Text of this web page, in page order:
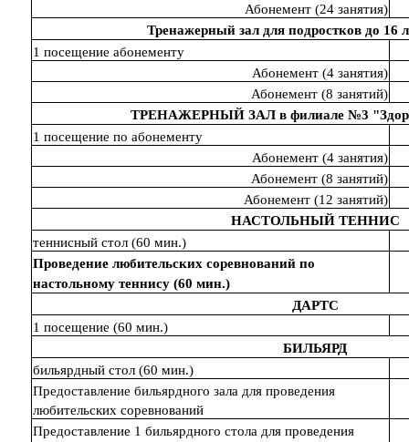
Абонемент (24 занятия)
Тренажерный зал для подростков до 16
1 посещение абонементу
Абонемент (4 занятия)
Абонемент (8 занятий)
ТРЕНАЖЕРНЫЙ ЗАЛ в филиале №3
1 посещение по абонементу
Абонемент (4 занятия)
Абонемент (8 занятий)
Абонемент (12 занятий)
НАСТОЛЬНЫЙ ТЕННИС
теннисный стол (60 мин.)
Проведение любительских соревнований по
настольному теннису (60 мин.)
ДАРТС
1 посещение (60 мин.)
БИЛЬЯРД
бильярдный стол (60 мин.)
Предоставление бильярдного зала для проведения
любительских соревнований
Предоставление 1 бильярдного стола для проведения